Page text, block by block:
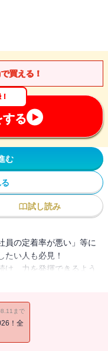
買える！
る
む
試し読み
員の定着率が悪い」等に
たい人も必見！
け、力を発揮できるよう
という業界平均の中、
、業績も大きく向上。
トとなった一人さんの言
まで
！全